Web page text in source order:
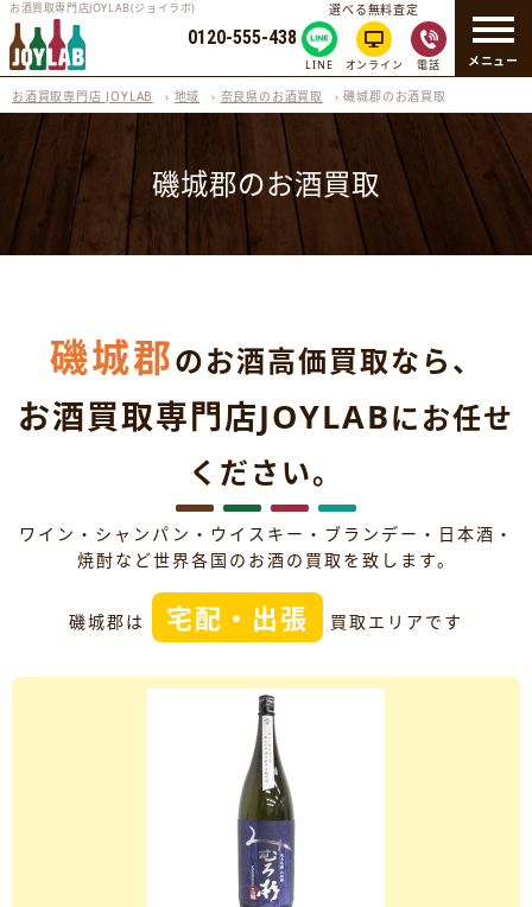
メニュー
お酒買取専門店JOYLAB(ジョイラボ)
0120-555-438
選べる無料査定
LINE オンライン 電話
お酒買取専門店 JOYLAB › 地域 › 奈良県のお酒買取 ›磯城郡のお酒買取
磯城郡のお酒買取
磯城郡のお酒高価買取なら、
お酒買取専門店JOYLABにお任せ
ください。
ワイン・シャンパン・ウイスキー・ブランデー・日本酒・
焼酎など世界各国のお酒の買取を致します。
磯城郡は 宅配・出張 買取エリアです